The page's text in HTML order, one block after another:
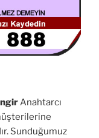
Anahtarcı
Sunduğumuz